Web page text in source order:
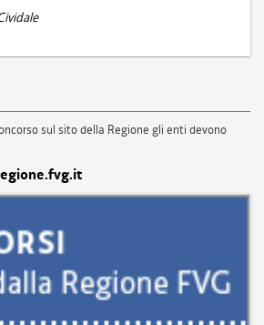
sul sito della Regione gli enti devono